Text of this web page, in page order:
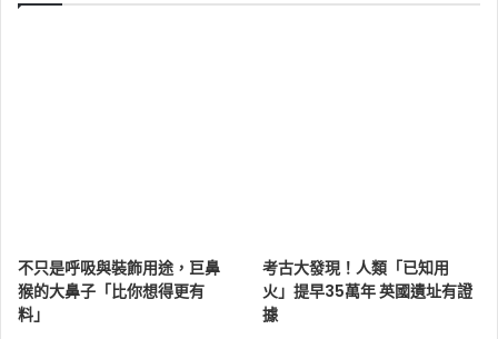
不只是呼吸與裝飾用途，巨鼻
猴的大鼻子「比你想得更有
料」
考古大發現！人類「已知用
火」提早35萬年 英國遺址有證
據